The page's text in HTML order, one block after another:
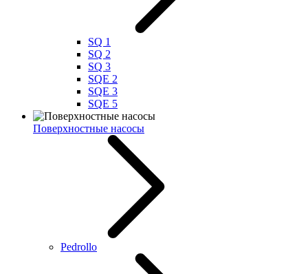
SQ 1
SQ 2
SQ 3
SQE 2
SQE 3
SQE 5
Поверхностные насосы
Pedrollo